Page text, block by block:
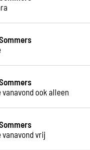
vanavond ook alleen
vanavond vrij